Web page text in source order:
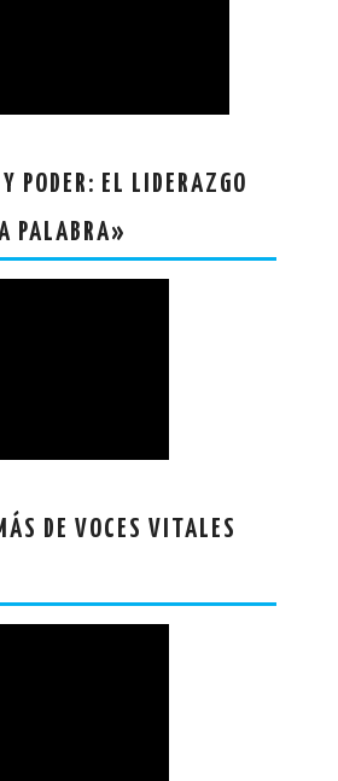
PODER: EL LIDERAZGO
PALABRA»
DE VOCES VITALES